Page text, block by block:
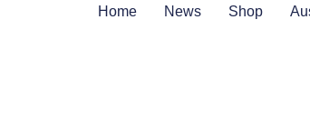
Home News Shop